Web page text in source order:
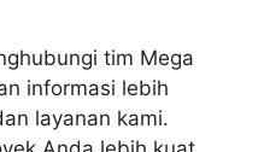
tim Mega
informasi lebih
layanan kami.